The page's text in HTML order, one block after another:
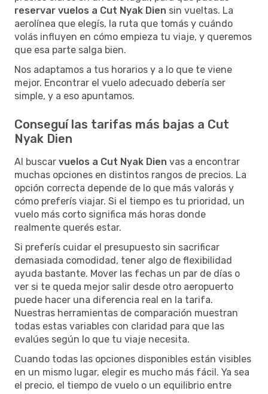
reservar vuelos a Cut Nyak Dien sin vueltas. La
aerolínea que elegís, la ruta que tomás y cuándo
volás influyen en cómo empieza tu viaje, y queremos
que esa parte salga bien.
Nos adaptamos a tus horarios y a lo que te viene
mejor. Encontrar el vuelo adecuado debería ser
simple, y a eso apuntamos.
Conseguí las tarifas más bajas a Cut
Nyak Dien
Al buscar vuelos a Cut Nyak Dien vas a encontrar
muchas opciones en distintos rangos de precios. La
opción correcta depende de lo que más valorás y
cómo preferís viajar. Si el tiempo es tu prioridad, un
vuelo más corto significa más horas donde
realmente querés estar.
Si preferís cuidar el presupuesto sin sacrificar
demasiada comodidad, tener algo de flexibilidad
ayuda bastante. Mover las fechas un par de días o
ver si te queda mejor salir desde otro aeropuerto
puede hacer una diferencia real en la tarifa.
Nuestras herramientas de comparación muestran
todas estas variables con claridad para que las
evalúes según lo que tu viaje necesita.
Cuando todas las opciones disponibles están visibles
en un mismo lugar, elegir es mucho más fácil. Ya sea
el precio, el tiempo de vuelo o un equilibrio entre